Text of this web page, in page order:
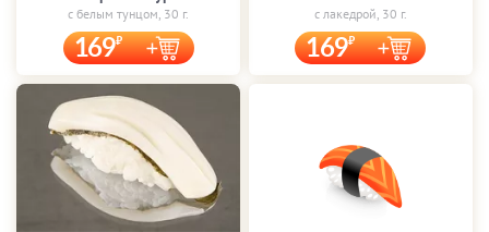
с белым тунцом, 30 г.
169
с лакедрой, 30 г.
169